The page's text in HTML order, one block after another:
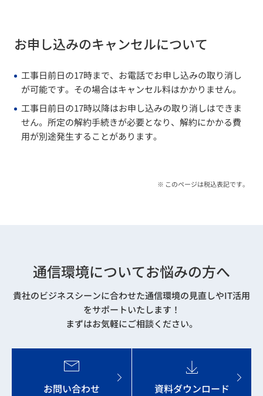
お申し込みのキャンセルについて
工事日前日の17時まで、お電話でお申し込みの取り消し
が可能です。その場合はキャンセル料はかかりません。
工事日前日の17時以降はお申し込みの取り消しはできま
せん。所定の解約手続きが必要となり、解約にかかる費
用が別途発生することがあります。
※ このページは税込表記です。
通信環境についてお悩みの方へ
貴社のビジネスシーンに合わせた通信環境の見直しやIT活用
をサポートいたします！
まずはお気軽にご相談ください。
お問い合わせ 資料ダウンロード